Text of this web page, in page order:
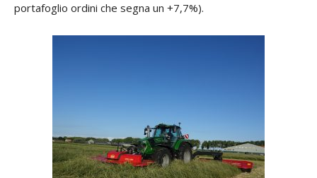
portafoglio ordini che segna un +7,7%).